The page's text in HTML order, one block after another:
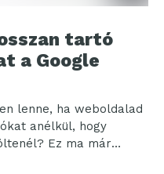
tartó
a Google
lenne, ha weboldalad
anélkül, hogy
Ez ma már